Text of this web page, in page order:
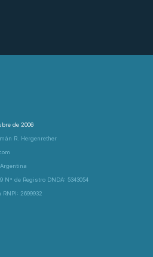
de 2006
R. Hergenrether
N° de Registro DNDA: 5343054
2699932